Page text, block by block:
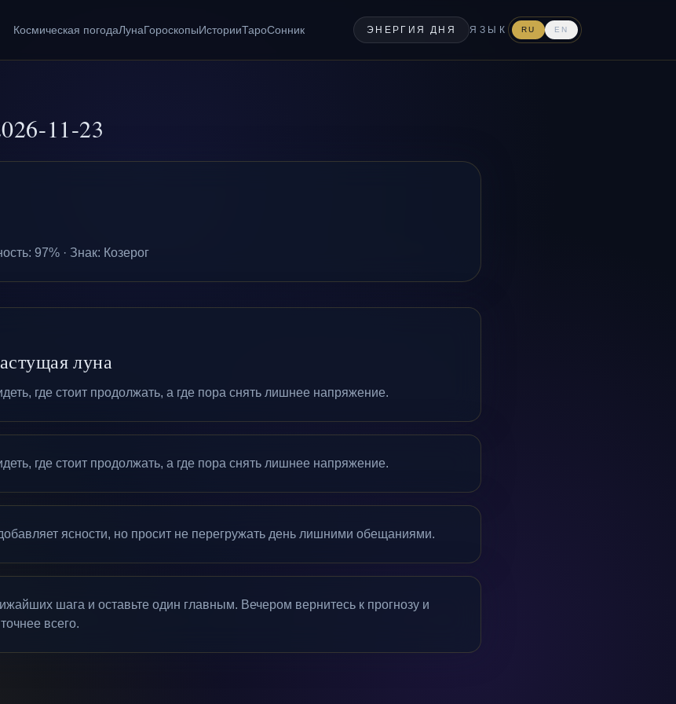
Космическая погодаЛунаГороскопыИсторииТароСонник ЭНЕРГИЯ ДНЯ ЯЗЫК RU EN
11-23
: 97% · Знак: Козерог
луна
где стоит продолжать, а где пора снять лишнее напряжение.
где стоит продолжать, а где пора снять лишнее напряжение.
ясности, но просит не перегружать день лишними обещаниями.
шага и оставьте один главным. Вечером вернитесь к прогнозу и
всего.